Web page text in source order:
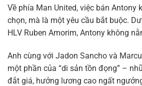
Về phía Man United, việc bán Antony
chọn, mà là một yêu cầu bắt buộc.
HLV Ruben Amorim, Antony không
Anh cùng với Jadon Sancho và
một phần của “di sản tồn đọng” –
đắt giá, hưởng lương cao ngất